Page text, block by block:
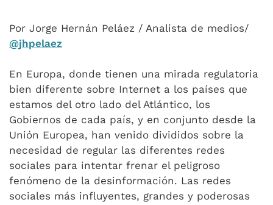
Por Jorge Hernán Peláez / Analista de medios/
@jhpelaez
En Europa, donde tienen una mirada regulatoria
bien diferente sobre Internet a los países que
estamos del otro lado del Atlántico, los
Gobiernos de cada país, y en conjunto desde la
Unión Europea, han venido divididos sobre la
necesidad de regular las diferentes redes
sociales para intentar frenar el peligroso
fenómeno de la desinformación. Las redes
sociales más influyentes, grandes y poderosas